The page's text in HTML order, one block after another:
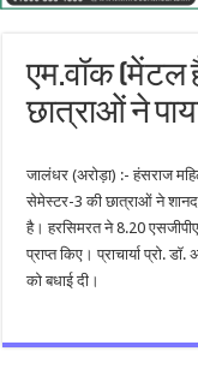
एम.वॉक (मेंटल
छात्राओं ने
जालंधर (अरोड़ा) :- हंसराज
सेमेस्टर-3 की छात्राओं ने
है। हरसिमरत ने 8.20
प्राप्त किए। प्राचार्या प्रो.
को बधाई दी।